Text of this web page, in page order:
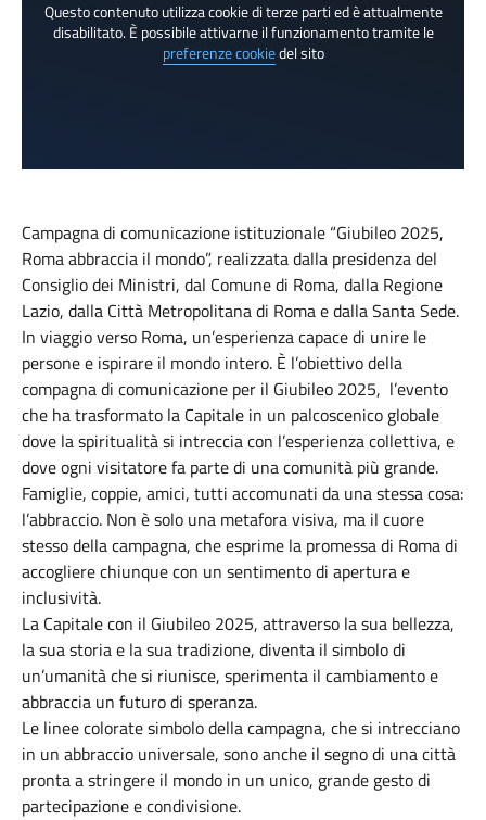
Questo contenuto utilizza cookie di terze parti ed è attualmente
disabilitato. È possibile attivarne il funzionamento tramite le
preferenze cookiedel sito
Campagna di comunicazione istituzionale “Giubileo 2025,
Roma abbraccia il mondo”, realizzata dalla presidenza del
Consiglio dei Ministri, dal Comune di Roma, dalla Regione
Lazio, dalla Città Metropolitana di Roma e dalla Santa Sede.
In viaggio verso Roma, un’esperienza capace di unire le
persone e ispirare il mondo intero. È l’obiettivo della
compagna di comunicazione per il Giubileo 2025, l’evento
che ha trasformato la Capitale in un palcoscenico globale
dove la spiritualità si intreccia con l’esperienza collettiva, e
dove ogni visitatore fa parte di una comunità più grande.
Famiglie, coppie, amici, tutti accomunati da una stessa cosa:
l’abbraccio. Non è solo una metafora visiva, ma il cuore
stesso della campagna, che esprime la promessa di Roma di
accogliere chiunque con un sentimento di apertura e
inclusività.
La Capitale con il Giubileo 2025, attraverso la sua bellezza,
la sua storia e la sua tradizione, diventa il simbolo di
un’umanità che si riunisce, sperimenta il cambiamento e
abbraccia un futuro di speranza.
Le linee colorate simbolo della campagna, che si intrecciano
in un abbraccio universale, sono anche il segno di una città
pronta a stringere il mondo in un unico, grande gesto di
partecipazione e condivisione.